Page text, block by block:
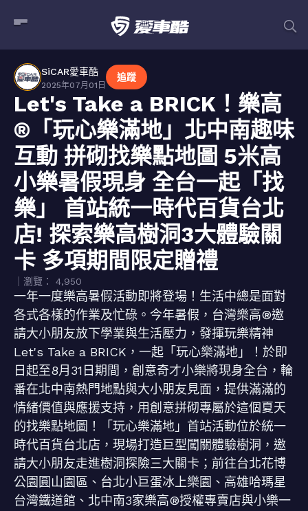
SiCAR愛車酷
2025年07月01日
追蹤
Let's Take a BRICK！樂高
®「玩心樂滿地」北中南趣味
互動 拼砌找樂點地圖 5米高
小樂暑假現身 全台一起「找
樂」 首站統一時代百貨台北
店! 探索樂高樹洞3大體驗關
卡 多項期間限定贈禮
｜瀏覽： 4,950
一年一度樂高暑假活動即將登場！生活中總是面對
各式各樣的作業及忙碌。今年暑假，台灣樂高®邀
請大小朋友放下學業與生活壓力，發揮玩樂精神
Let's Take a BRICK，一起「玩心樂滿地」！於即
日起至8月31日期間，創意奇才小樂將現身全台，輪
番在北中南熱門地點與大小朋友見面，提供滿滿的
情緒價值與應援支持，用創意拼砌專屬於這個夏天
的找樂點地圖！「玩心樂滿地」首站活動位於統一
時代百貨台北店，現場打造巨型闖關體驗樹洞，邀
請大小朋友走進樹洞探險三大關卡；前往台北花博
公園圓山園區、台北小巨蛋冰上樂園、高雄哈瑪星
台灣鐵道館、北中南3家樂高®授權專賣店與小樂一